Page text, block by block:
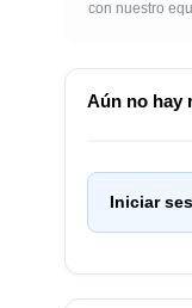
con nuestro
Aún no hay
Iniciar